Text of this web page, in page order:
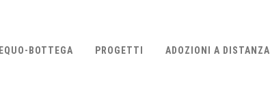
BOTTEGA PROGETTI ADOZIONI A DISTANZA